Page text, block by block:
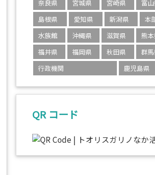
奈良県
宮城県 宮崎県 富
島根県
愛知県 新潟県 本
水族館
沖縄県 滋賀県 熊
福井県
福岡県 秋田県 群
行政機関
鹿児島県
QR コード